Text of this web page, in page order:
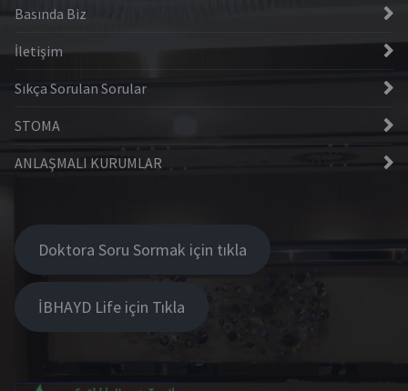
Basında Biz
İletişim
Sıkça Sorulan Sorular
STOMA
ANLAŞMALI KURUMLAR
Doktora Soru Sormak için tıkla
İBHAYD Life için Tıkla